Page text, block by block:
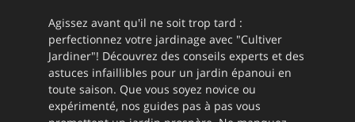
Agissez avant qu'il ne soit trop tard :
perfectionnez votre jardinage avec "Cultiver
Jardiner"! Découvrez des conseils experts et des
astuces infaillibles pour un jardin épanoui en
toute saison. Que vous soyez novice ou
expérimenté, nos guides pas à pas vous